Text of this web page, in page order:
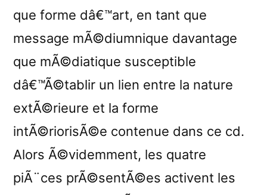
que forme dâ€™art, en tant que
message mÃ©diumnique davantage
que mÃ©diatique susceptible
dâ€™Ã©tablir un lien entre la nature
extÃ©rieure et la forme
intÃ©riorisÃ©e contenue dans ce cd.
Alors Ã©videmment, les quatre
piÃ¨ces prÃ©sentÃ©es activent les